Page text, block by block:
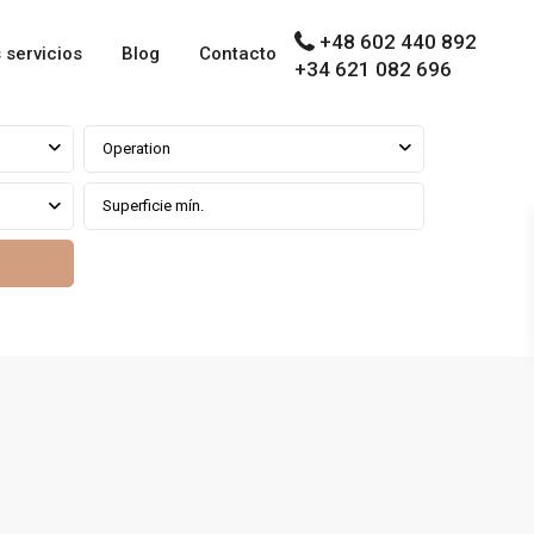
servicios Blog Contacto
+48 602 440 892
+34 621 082 696
Operation